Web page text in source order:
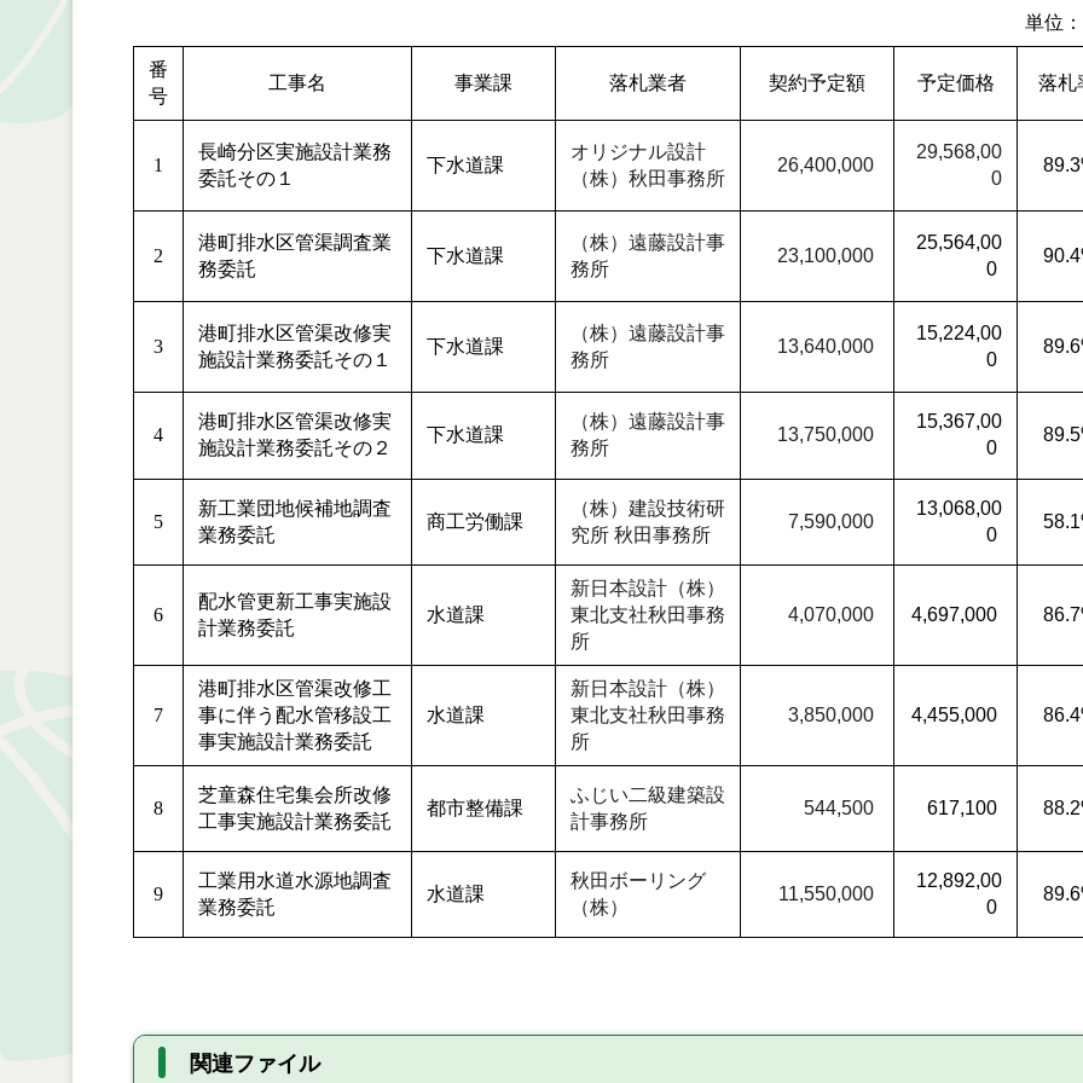
単位
番
号
工事名 事業課 落札業者 契約予定額 予定価格 落札
1
長崎分区実施設計業務
委託その１
下水道課
オリジナル設計
（株）秋田事務所
26,400,000
29,568,00
0
2
港町排水区管渠調査業
務委託
下水道課
（株）遠藤設計事
務所
23,100,000
25,564,00
0
3
港町排水区管渠改修実
施設計業務委託その１
下水道課
（株）遠藤設計事
務所
13,640,000
15,224,00
0
4
港町排水区管渠改修実
施設計業務委託その２
下水道課
（株）遠藤設計事
務所
13,750,000
15,367,00
0
5
新工業団地候補地調査
業務委託
商工労働課
（株）建設技術研
究所 秋田事務所
7,590,000
13,068,00
0
6
配水管更新工事実施設
計業務委託
水道課
新日本設計（株）
東北支社秋田事務
所
4,070,000 4,697,000
7
港町排水区管渠改修工
事に伴う配水管移設工
事実施設計業務委託
水道課
新日本設計（株）
東北支社秋田事務
所
3,850,000 4,455,000
8
芝童森住宅集会所改修
工事実施設計業務委託
都市整備課
ふじい二級建築設
計事務所
544,500 617,100
9
工業用水道水源地調査
業務委託
水道課
秋田ボーリング
（株）
11,550,000
12,892,00
0
関連ファイル